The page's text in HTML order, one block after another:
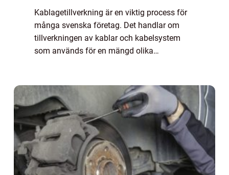
Kablagetillverkning är en viktig process för
många svenska företag. Det handlar om
tillverkningen av kablar och kabelsystem
som används för en mängd olika